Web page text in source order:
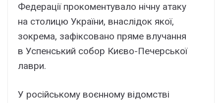
Федерації прокоментувало нічну атаку
на столицю України, внаслідок якої,
зокрема, зафіксовано пряме влучання
в Успенський собор Києво-Печерської
лаври.
У російському воєнному відомстві